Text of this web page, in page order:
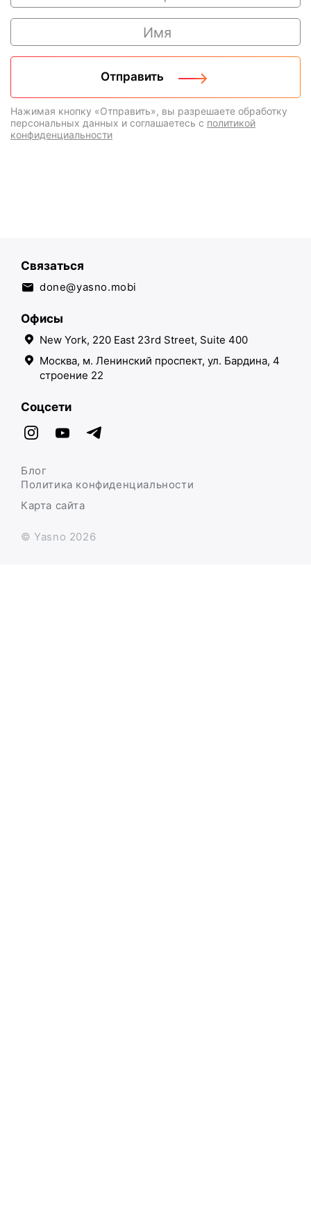
Нажимая кнопку «Отправить», вы разрешаете обработку
персональных данных и соглашаетесь с политикой
конфиденциальности
Связаться
done@yasno.mobi
Офисы
New York, 220 East 23rd Street, Suite 400
Москва, м. Ленинский проспект, ул. Бардина, 4
строение 22
Соцсети
© Yasno 2026
Политика конфиденциальности
Карта сайта
Блог